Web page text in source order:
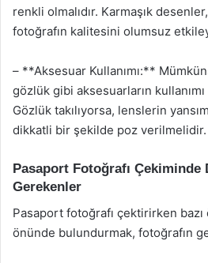
renkli olmalıdır. Karmaşık
fotoğrafın kalitesini olumsuz
– **Aksesuar Kullanımı:**
gözlük gibi aksesuarların kullanımı
Gözlük takılıyorsa, lenslerin
dikkatli bir şekilde poz verilmelidir.
Pasaport Fotoğrafı Çekiminde
Gerekenler
Pasaport fotoğrafı çektirirken
önünde bulundurmak, fotoğrafın